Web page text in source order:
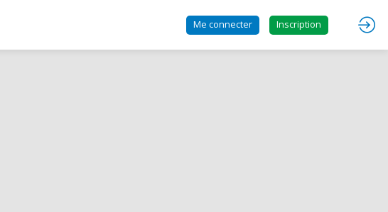
Me connecter Inscription